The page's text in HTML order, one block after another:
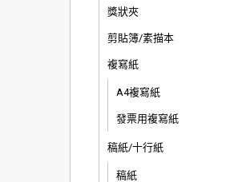
獎狀夾
剪貼簿/素描本
複寫紙
A4複寫紙
發票用複寫紙
稿紙/十行紙
稿紙